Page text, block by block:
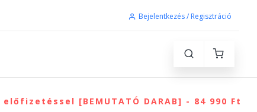
Bejelentkezés / Regisztráció
[BEMUTATÓ DARAB] - 84 990 Ft